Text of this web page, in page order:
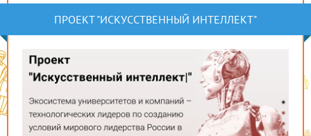
ПРОЕКТ "ИСКУССТВЕННЫЙ ИНТЕЛЛЕКТ"